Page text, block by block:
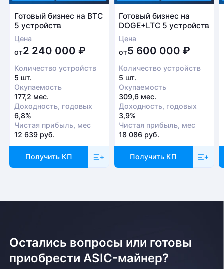
Готовый бизнес на BTC
5 устройств
Цена
от2 240 000 ₽
Количество устройств
5 шт.
Окупаемость
177,2 мес.
Доходность, годовых
6,8%
Чистая прибыль, мес
12 639 руб.
Получить КП
Готовый бизнес на
DOGE+LTC 5 устройств
Цена
от5 600 000₽
Количество устройств
5 шт.
Окупаемость
309,6 мес.
Доходность, годовых
3,9%
Чистая прибыль, мес
18 086 руб.
Получить КП
Остались вопросы или готовы
приобрести ASIC-майнер?